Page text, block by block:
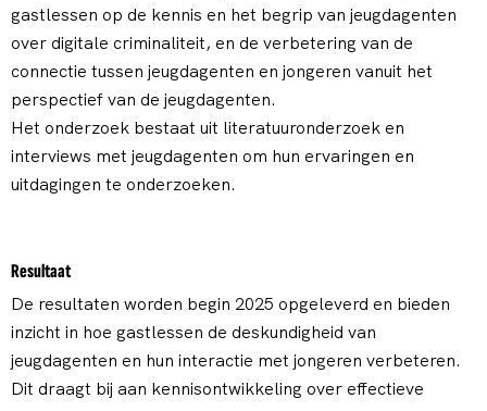
gastlessen op de kennis en het begrip van jeugdagenten
over digitale criminaliteit, en de verbetering van de
connectie tussen jeugdagenten en jongeren vanuit het
perspectief van de jeugdagenten.
Het onderzoek bestaat uit literatuuronderzoek en
interviews met jeugdagenten om hun ervaringen en
uitdagingen te onderzoeken.
Resultaat
De resultaten worden begin 2025 opgeleverd en bieden
inzicht in hoe gastlessen de deskundigheid van
jeugdagenten en hun interactie met jongeren verbeteren.
Dit draagt bij aan kennisontwikkeling over effectieve